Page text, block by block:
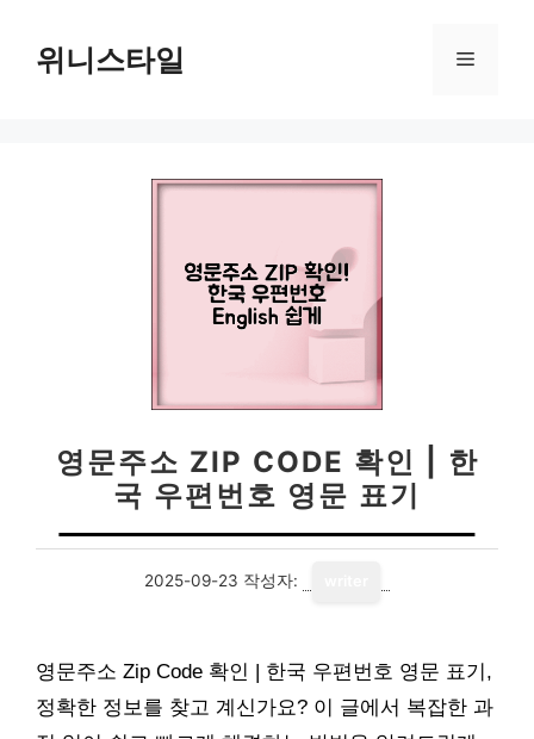
위니스타일 메
영문주소 ZIP CODE 확인 | 한
국 우편번호 영문 표기
2025-09-23 작성자:
영문주소 Zip Code 확인 | 한국 우편번호 영문 표기,
정확한 정보를 찾고 계신가요? 이 글에서 복잡한 과